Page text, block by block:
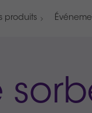
produits